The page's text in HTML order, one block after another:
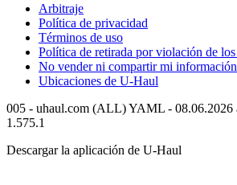
Arbitraje
Política de privacidad
Términos de uso
Política de retirada por violación de
No vender ni compartir mi
Ubicaciones de U-Haul
005 - uhaul.com (ALL) YAML - 08.06.2026
1.575.1
Descargar la aplicación de U-Haul